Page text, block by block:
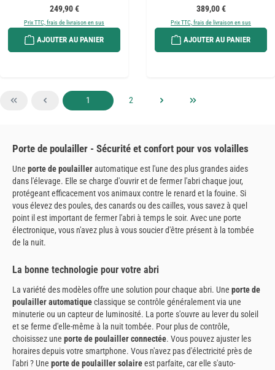
Prix régulier :
249,90 €
Prix TTC, frais de livraison en sus
AJOUTER AU PANIER
Prix régulier :
389,00 €
Prix TTC, frais de livraison en sus
AJOUTER AU PANIER
Page
1 Page
2
Porte de poulailler - Sécurité et confort pour vos volailles
Une porte de poulaillerautomatique est l'une des plus grandes aides
dans l'élevage. Elle se charge d'ouvrir et de fermer l'abri chaque jour,
protégeant efficacement vos animaux contre le renard et la fouine. Si
vous élevez des poules, des canards ou des cailles, vous savez à quel
point il est important de fermer l'abri à temps le soir. Avec une porte
électronique, vous n'avez plus à vous soucier d'être présent à la tombée
de la nuit.
La bonne technologie pour votre abri
La variété des modèles offre une solution pour chaque abri. Une porte de
poulailler automatiqueclassique se contrôle généralement via une
minuterie ou un capteur de luminosité. La porte s'ouvre au lever du soleil
et se ferme d'elle-même à la nuit tombée. Pour plus de contrôle,
choisissez une porte de poulailler connectée. Vous pouvez ajuster les
horaires depuis votre smartphone. Vous n'avez pas d'électricité près de
l'abri ? Une porte de poulailler solaireest parfaite, car elle s'auto-